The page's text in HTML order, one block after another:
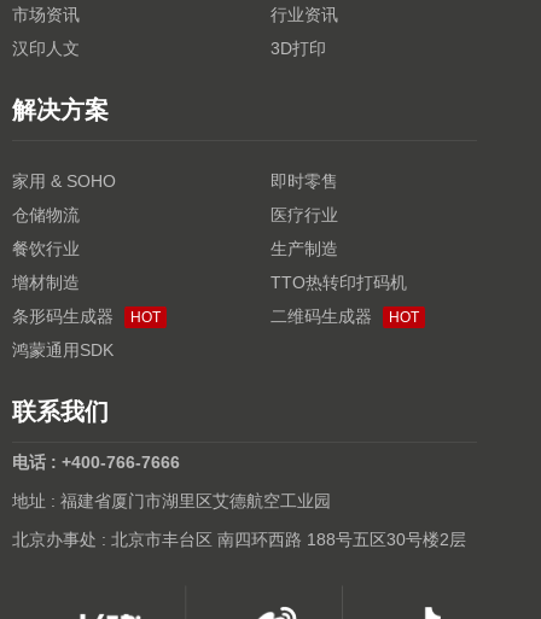
市场资讯
行业资讯
汉印人文
3D打印
解决方案
家用 & SOHO
即时零售
仓储物流
医疗行业
餐饮行业
生产制造
增材制造
TTO热转印打码机
条形码生成器
HOT 二维码生成器 HOT
鸿蒙通用SDK
联系我们
电话 : +400-766-7666
地址 : 福建省厦门市湖里区艾德航空工业园
北京办事处 : 北京市丰台区 南四环西路 188号五区30号楼2层